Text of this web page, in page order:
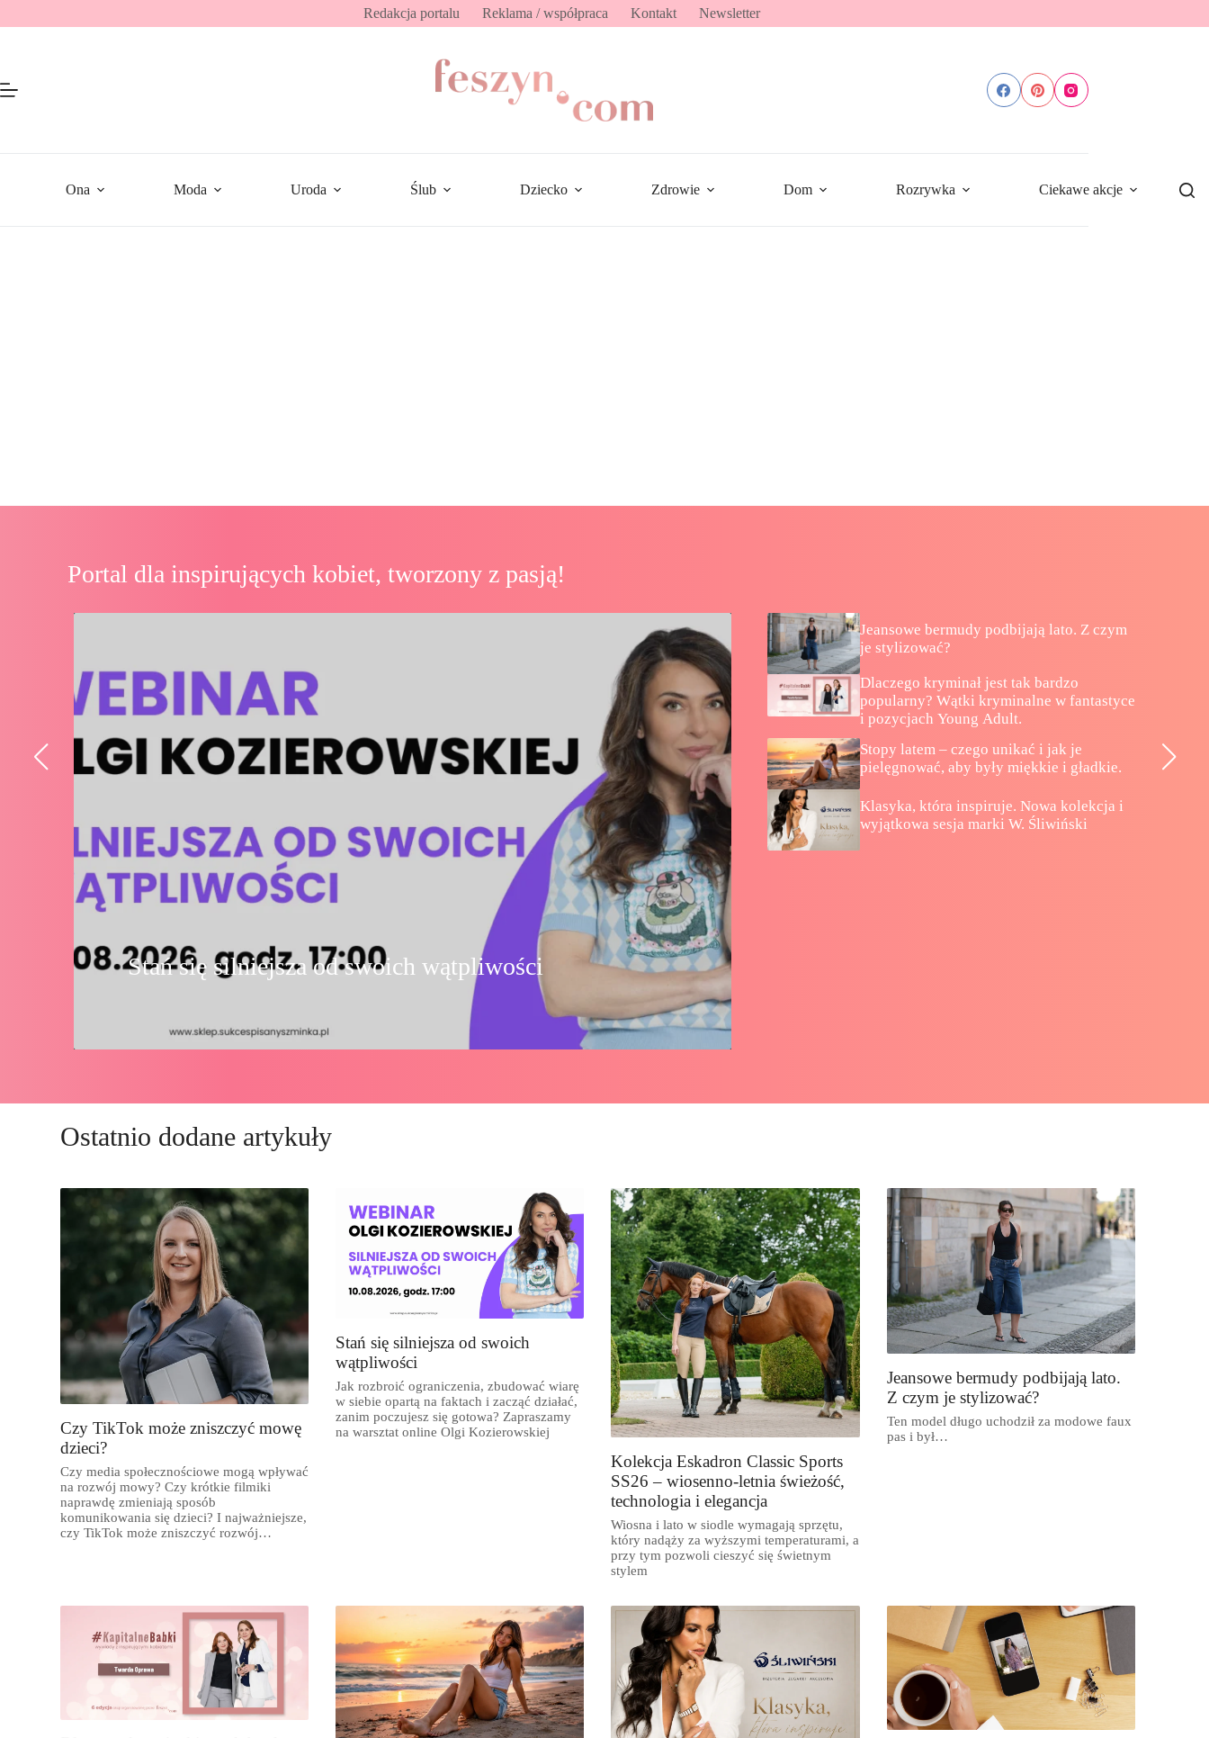
Redakcja portalu Reklama / współpraca Kontakt Newsletter
Ona Moda Uroda Ślub Dziecko Zdrowie Dom Rozrywka Ciekawe akcje
Portal dla inspirujących kobiet, tworzony z pasją!
Stań się silniejsza od swoich wątpliwości
Jeansowe bermudy podbijają lato. Z czym
je stylizować?
Dlaczego kryminał jest tak bardzo
popularny? Wątki kryminalne w fantastyce
i pozycjach Young Adult.
Stopy latem – czego unikać i jak je
pielęgnować, aby były miękkie i gładkie.
Klasyka, która inspiruje. Nowa kolekcja i
wyjątkowa sesja marki W. Śliwiński
Ostatnio dodane artykuły
Czy TikTok może zniszczyć mowę
dzieci?
Czy media społecznościowe mogą wpływać
na rozwój mowy? Czy krótkie filmiki
naprawdę zmieniają sposób
komunikowania się dzieci? I najważniejsze,
czy TikTok może zniszczyć rozwój
Stań się silniejsza od swoich
wątpliwości
Jak rozbroić ograniczenia, zbudować wiarę
w siebie opartą na faktach i zacząć działać,
zanim poczujesz się gotowa? Zapraszamy
na warsztat online Olgi Kozierowskiej
Kolekcja Eskadron Classic Sports
SS26 – wiosenno-letnia świeżość,
technologia i elegancja
Wiosna i lato w siodle wymagają sprzętu,
który nadąży za wyższymi temperaturami, a
przy tym pozwoli cieszyć się świetnym
stylem
Jeansowe bermudy podbijają lato.
Z czym je stylizować?
Ten model długo uchodził za modowe faux
pas i był…